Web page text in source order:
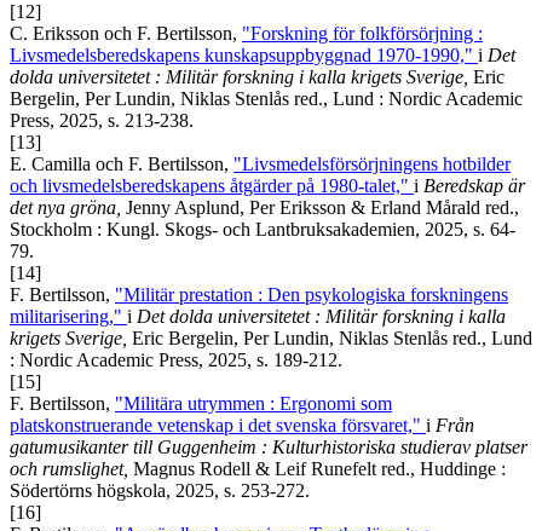
[12]
C. Eriksson och F. Bertilsson, "Forskning för folkförsörjning :
Livsmedelsberedskapens kunskapsuppbyggnad 1970-1990," i Det
dolda universitetet : Militär forskning i kalla krigets Sverige, Eric
Bergelin, Per Lundin, Niklas Stenlås red., Lund : Nordic Academic
Press, 2025, s. 213-238.
[13]
E. Camilla och F. Bertilsson, "Livsmedelsförsörjningens hotbilder
och livsmedelsberedskapens åtgärder på 1980-talet," i Beredskap är
det nya gröna, Jenny Asplund, Per Eriksson & Erland Mårald red.,
Stockholm : Kungl. Skogs- och Lantbruksakademien, 2025, s. 64-
79.
[14]
F. Bertilsson, "Militär prestation : Den psykologiska forskningens
militarisering," i Det dolda universitetet : Militär forskning i kalla
krigets Sverige, Eric Bergelin, Per Lundin, Niklas Stenlås red., Lund
: Nordic Academic Press, 2025, s. 189-212.
[15]
F. Bertilsson, "Militära utrymmen : Ergonomi som
platskonstruerande vetenskap i det svenska försvaret," i Från
gatumusikanter till Guggenheim : Kulturhistoriska studierav platser
och rumslighet, Magnus Rodell & Leif Runefelt red., Huddinge :
Södertörns högskola, 2025, s. 253-272.
[16]